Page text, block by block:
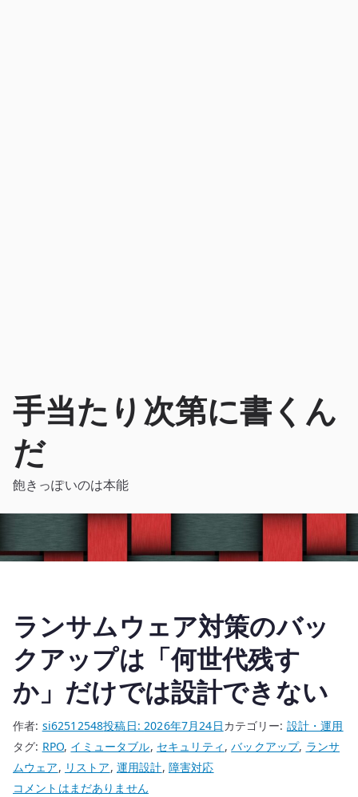
手当たり次第に書くん
だ
飽きっぽいのは本能
ランサムウェア対策のバッ
クアップは「何世代残す
か」だけでは設計できない
作者: si62512548投稿日:2026年7月24日カテゴリー: 設計・運用
タグ: RPO, イミュータブル, セキュリティ ,バックアップ, ランサ
ムウェア, リストア, 運用設計, 障害対応
ラ
コメントはまだありません